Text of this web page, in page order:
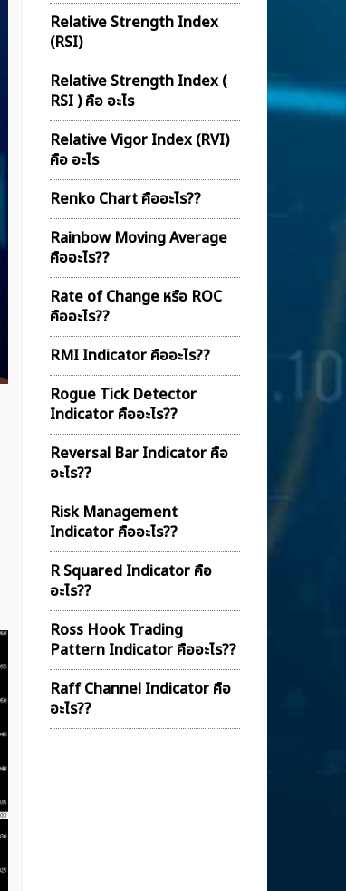
Relative Strength Index
(RSI)
Relative Strength Index (
RSI ) คือ อะไร
Relative Vigor Index (RVI)
คือ อะไร
Renko Chart คืออะไร??
Rainbow Moving Average
คืออะไร??
Rate of Change หรือ ROC
คืออะไร??
RMI Indicator คืออะไร??
Rogue Tick Detector
Indicator คืออะไร??
Reversal Bar Indicator คือ
อะไร??
Risk Management
Indicator คืออะไร??
R Squared Indicator คือ
อะไร??
Ross Hook Trading
Pattern Indicator คืออะไร??
Raff Channel Indicator คือ
อะไร??